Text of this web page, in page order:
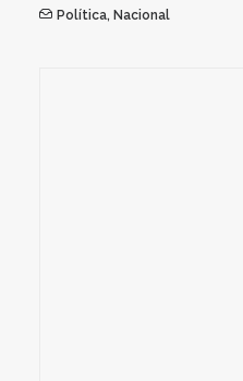
Política, Nacional